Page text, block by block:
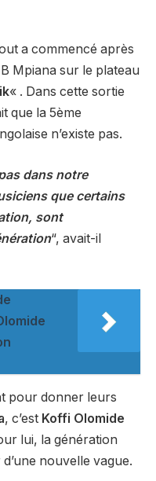
a commencé après
Mpiana sur le plateau
« . Dans cette sortie
que la 5ème
n’existe pas.
dans notre
que certains
sont
“, avait-il
pour donner leurs
, c’est Koffi Olomide
lui, la génération
nouvelle vague.